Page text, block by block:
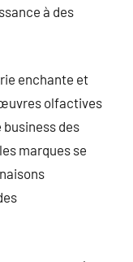
à des
enchante et
olfactives
business des
marques se